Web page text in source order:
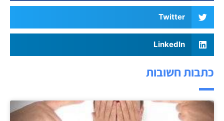
Twitter
LinkedIn
כתבות חשובות